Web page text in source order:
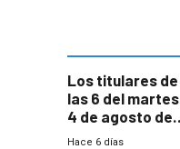
Los titulares de
las 6 del martes
4 de agosto de
2026
Hace 6 días